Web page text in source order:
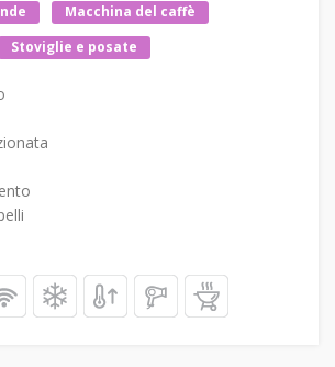
Macchina del caffè
Stoviglie e posate